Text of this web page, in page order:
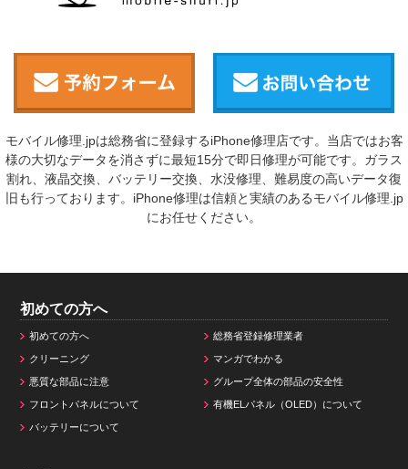
モバイル修理.jpは総務省に登録するiPhone修理店です。当店ではお客
様の大切なデータを消さずに最短15分で即日修理が可能です。ガラス
割れ、液晶交換、バッテリー交換、水没修理、難易度の高いデータ復
旧も行っております。iPhone修理は信頼と実績のあるモバイル修理.jp
にお任せください。
初めての方へ
初めての方へ 総務省登録修理業者
クリーニング マンガでわかる
悪質な部品に注意 グループ全体の部品の安全性
フロントパネルについて 有機ELパネル（OLED）について
バッテリーについて